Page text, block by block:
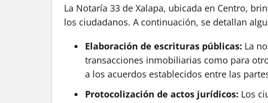
La Notaría 33 de Xalapa, ubicada en Centro,
los ciudadanos. A continuación, se detallan
Elaboración de escrituras públicas: La
transacciones inmobiliarias como para
a los acuerdos establecidos entre las
Protocolización de actos jurídicos: Los